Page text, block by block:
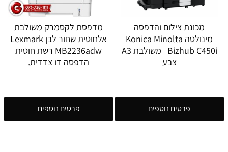
מכונת צילום והדפסה
מינולטה Konica Minolta
Bizhub C450i משולבת A3
צבע
פרטים נוספים
מדפסת לקסמרק משולבת
אלחוטית שחור לבן Lexmark
MB2236adw רשת חוטית
הדפסה דו צדדית.
פרטים נוספים